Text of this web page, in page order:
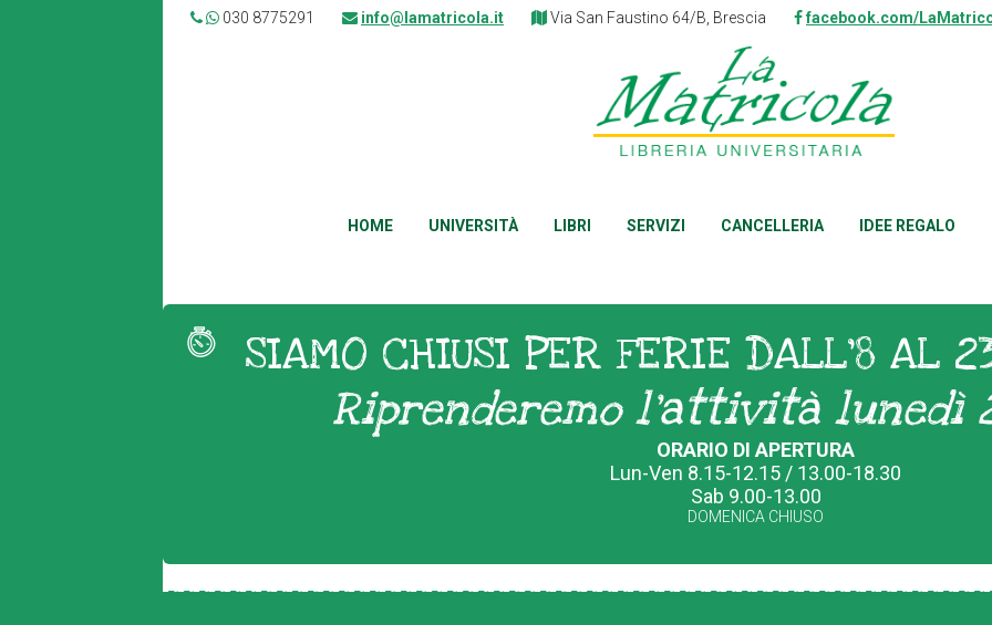
030 8775291 info@lamatricola.it Via San Faustino 64/B, Brescia facebook.com/
HOME UNIVERSITÀ LIBRI SERVIZI CANCELLERIA IDEE REGALO
SIAMO CHIUSI PER FERIE DALL'8 AL
Riprenderemo l'attività lunedì
ORARIO DI APERTURA
Lun-Ven 8.15-12.15 / 13.00-18.30
Sab 9.00-13.00
DOMENICA CHIUSO